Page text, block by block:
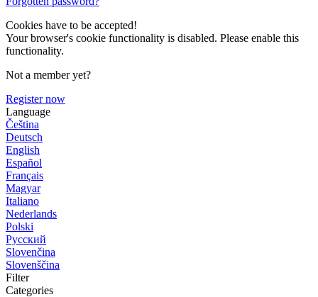
Cookies have to be accepted!
Your browser's cookie functionality is disabled. Please enable this
functionality.
Not a member yet?
Register now
Language
Čeština
Deutsch
English
Español
Français
Magyar
Italiano
Nederlands
Polski
Русский
Slovenčina
Slovenščina
Filter
Categories